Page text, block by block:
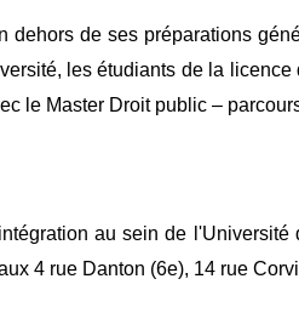
dehors de ses préparations
les étudiants de la
le Master Droit public –
au sein de
4 rue Danton (6e), 14 rue